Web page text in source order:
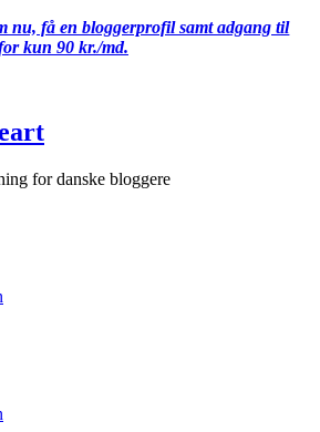
nu, få en bloggerprofil samt adgang til
kun 90 kr./md.
for danske bloggere